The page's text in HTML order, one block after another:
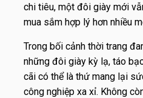
chi tiêu, một đôi giày mới
mua sắm hợp lý hơn nhiều
Trong bối cảnh thời trang
những đôi giày kỳ lạ, táo
cãi có thể là thứ mang lại
công nghiệp xa xỉ. Không